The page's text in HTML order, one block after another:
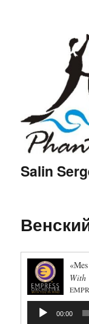
Salin
With
Аудиоплеер
00:00